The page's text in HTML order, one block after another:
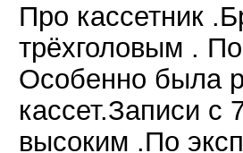
Про кассетник
трёхголовым .
Особенно была
кассет.Записи с
высоким .По